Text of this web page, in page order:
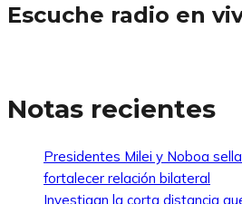
Escuche radio en
Notas recientes
Presidentes Milei y Noboa
fortalecer relación bilateral
Investigan la corta distancia